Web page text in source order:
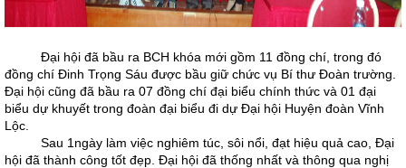
Đại hội đã bầu ra BCH khóa mới gồm 11 đồng chí, trong đó
đồng chí Đinh Trọng Sáu được bầu giữ chức vụ Bí thư Đoàn trường.
Đại hội cũng đã bầu ra 07 đồng chí đại biểu chính thức và 01 đại
biểu dự khuyết trong đoàn đại biểu đi dự Đại hội Huyện đoàn Vĩnh
Lộc.
Sau 1ngày làm việc nghiêm túc, sôi nổi, đạt hiệu quả cao, Đại
hội đã thành công tốt đẹp. Đại hội đã thống nhất và thông qua nghị